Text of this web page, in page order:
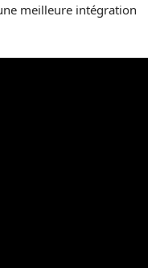
meilleure intégration